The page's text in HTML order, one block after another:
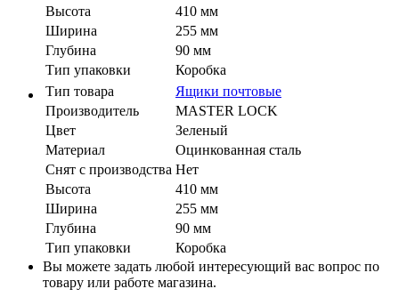
Высота
410 мм
Ширина
255 мм
Глубина
90 мм
Тип упаковки
Коробка
Тип товара
Ящики почтовые
Производитель
MASTER LOCK
Цвет
Зеленый
Материал
Оцинкованная сталь
Cнят с производства Нет
Высота
410 мм
Ширина
255 мм
Глубина
90 мм
Тип упаковки
Коробка
Вы можете задать любой интересующий вас вопрос по
товару или работе магазина.